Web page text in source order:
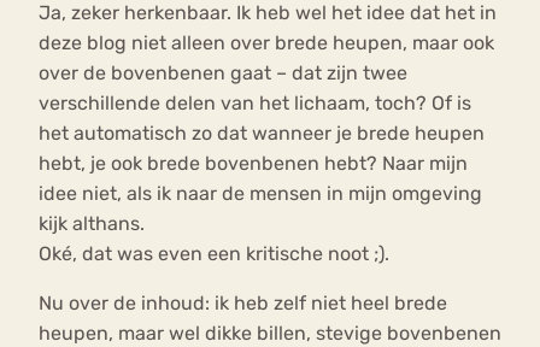
Ja, zeker herkenbaar. Ik heb wel het idee dat het in
deze blog niet alleen over brede heupen, maar ook
over de bovenbenen gaat – dat zijn twee
verschillende delen van het lichaam, toch? Of is
het automatisch zo dat wanneer je brede heupen
hebt, je ook brede bovenbenen hebt? Naar mijn
idee niet, als ik naar de mensen in mijn omgeving
kijk althans.
Oké, dat was even een kritische noot ;).
Nu over de inhoud: ik heb zelf niet heel brede
heupen, maar wel dikke billen, stevige bovenbenen